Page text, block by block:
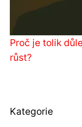
Proč je tolik
růst?
Kategorie